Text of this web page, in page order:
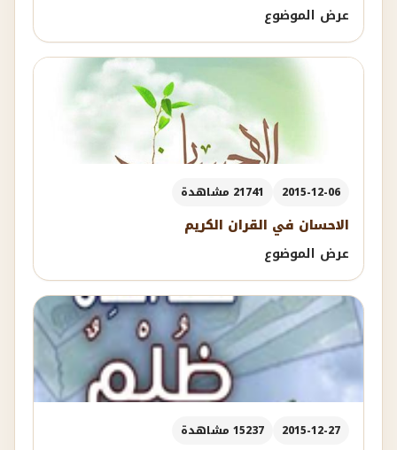
عرض الموضوع
2015-12-06 21741 مشاهدة
الاحسان في القران الكريم
عرض الموضوع
2015-12-27 15237 مشاهدة